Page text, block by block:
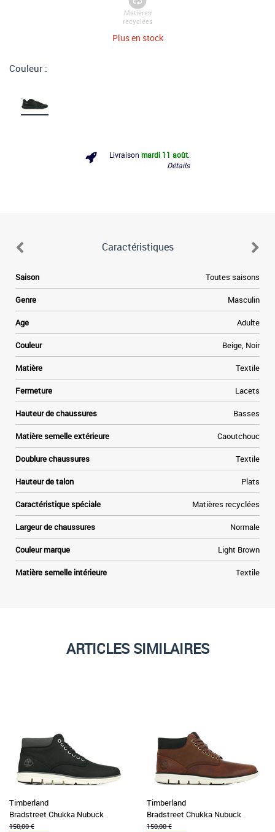
Matières
recyclées
Plus en stock
Couleur :
Livraison mardi 11 août
Détails
Caractéristiques
Saison Toutes saisons
Genre Masculin
Age Adulte
Couleur Beige, Noir
Matière Textile
Fermeture Lacets
Hauteur de chaussures Basses
Matière semelle extérieure Caoutchouc
Doublure chaussures Textile
Hauteur de talon Plats
Caractéristique spéciale Matières recyclées
Largeur de chaussures Normale
Couleur marque Light Brown
Matière semelle intérieure Textile
ARTICLES SIMILAIRES
Timberland
Bradstreet Chukka Nubuck
150,00 €
Timberland
Bradstreet Chukka Nubuck
150,00 €